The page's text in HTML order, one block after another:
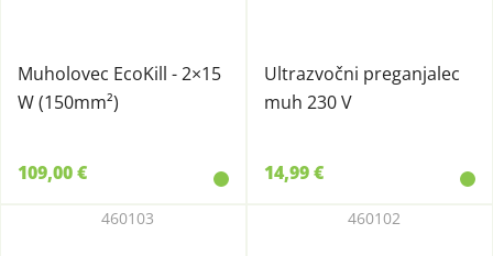
Muholovec EcoKill - 2×15
W (150mm²)
109,00 €
Ultrazvočni preganjalec
muh 230 V
14,99 €
460103 460102